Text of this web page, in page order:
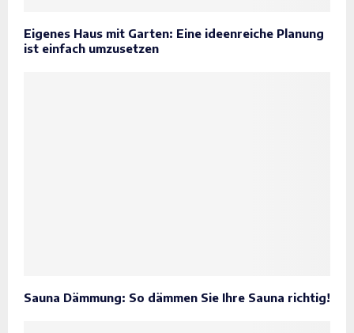
Eigenes Haus mit Garten: Eine ideenreiche Planung
ist einfach umzusetzen
Sauna Dämmung: So dämmen Sie Ihre Sauna richtig!